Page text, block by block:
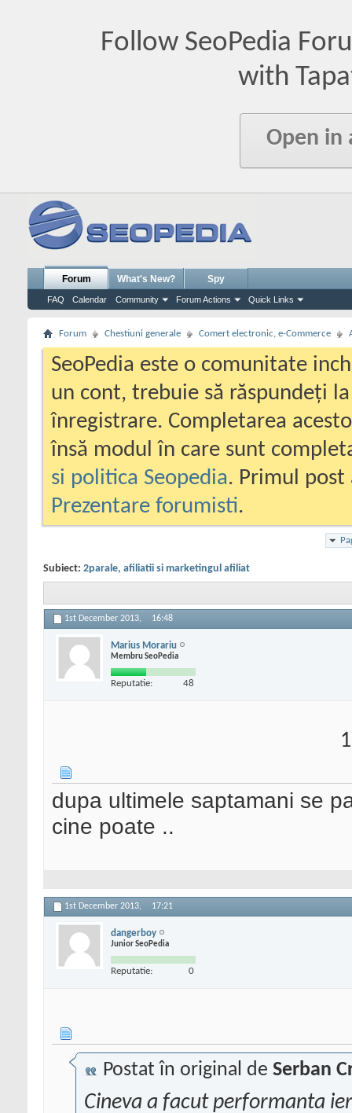
Follow SeoPedia
with
Open in
Forum
FAQ Calendar Community Forum Actions Quick Links
What's New? Spy
Forum Chestiuni generale Comert electronic, e-Commerce
SeoPedia este o comunitate
un cont, trebuie să răspundeți
înregistrare. Completarea
însă modul în care sunt
si politica Seopedia. Primul
Prezentare forumisti.
Subiect: 2parale, afiliatii si marketingul afiliat
1st December 2013, 16:48
Marius Morariu
Membru SeoPedia
Reputatie: 48
dupa ultimele saptamani se
cine poate ..
1st December 2013, 17:21
dangerboy
Junior SeoPedia
Reputatie: 0
Postat în original de Serban
Cineva a facut performanta